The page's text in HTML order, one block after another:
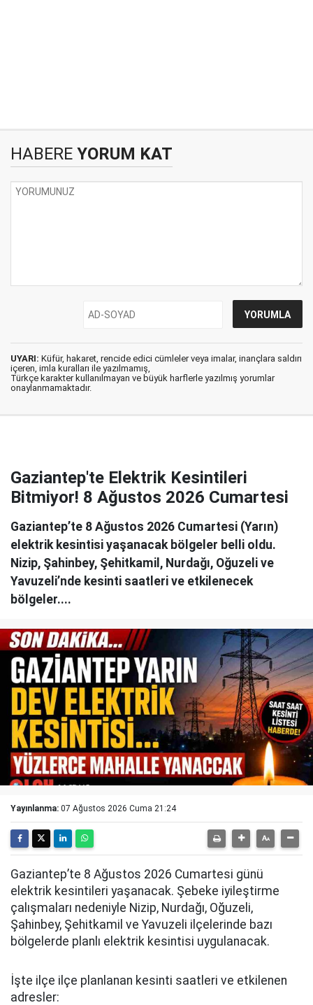
HABERE YORUM KAT
UYARI: Küfür, hakaret, rencide edici cümleler veya imalar, inançlara saldırı
içeren, imla kuralları ile yazılmamış,
Türkçe karakter kullanılmayan ve büyük harflerle yazılmış yorumlar
onaylanmamaktadır.
Gaziantep'te Elektrik Kesintileri
Bitmiyor! 8 Ağustos 2026 Cumartesi
Gaziantep’te 8 Ağustos 2026 Cumartesi (Yarın)
elektrik kesintisi yaşanacak bölgeler belli oldu.
Nizip, Şahinbey, Şehitkamil, Nurdağı, Oğuzeli ve
Yavuzeli’nde kesinti saatleri ve etkilenecek
bölgeler....
Yayınlanma: 07 Ağustos 2026 Cuma 21:24
Gaziantep’te 8 Ağustos 2026 Cumartesi günü
elektrik kesintileri yaşanacak. Şebeke iyileştirme
çalışmaları nedeniyle Nizip, Nurdağı, Oğuzeli,
Şahinbey, Şehitkamil ve Yavuzeli ilçelerinde bazı
bölgelerde planlı elektrik kesintisi uygulanacak.
İşte ilçe ilçe planlanan kesinti saatleri ve etkilenen
adresler: